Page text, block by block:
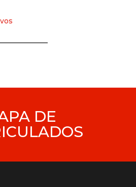
DE